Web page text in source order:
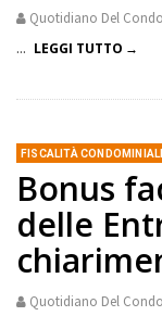
Quotidiano Del
... LEGGI TUTTO
FISCALITÀ
Bonus
delle
Quotidiano Del